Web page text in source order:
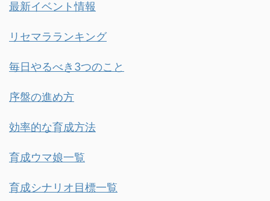
最新イベント情報
リセマラランキング
毎日やるべき3つのこと
序盤の進め方
効率的な育成方法
育成ウマ娘一覧
育成シナリオ目標一覧